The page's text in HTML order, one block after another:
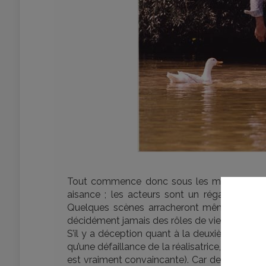
Tout commence donc sous les meilleures
aisance ; les acteurs sont un régal
Quelques scènes arracheront même des
décidément jamais des rôles de vieux
S’il y a déception quant à la deuxième
qu’une défaillance de la réalisatrice, qui
est vraiment convaincante). Car de cette